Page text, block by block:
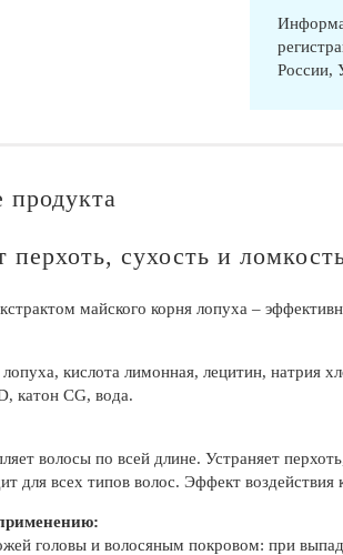
России,
продукта
перхоть, сухость и
майского корня лопуха –
лопуха, кислота лимонная, лецитин,
катон CG, вода.
волосы по всей длине. Устраняет
для всех типов волос. Эффект воздействия
головы и волосяным покровом: при